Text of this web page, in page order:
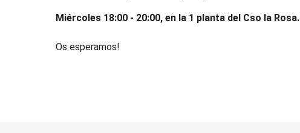
Miércoles 18:00 - 20:00, en la 1 planta del Cso la Rosa.
Os esperamos!